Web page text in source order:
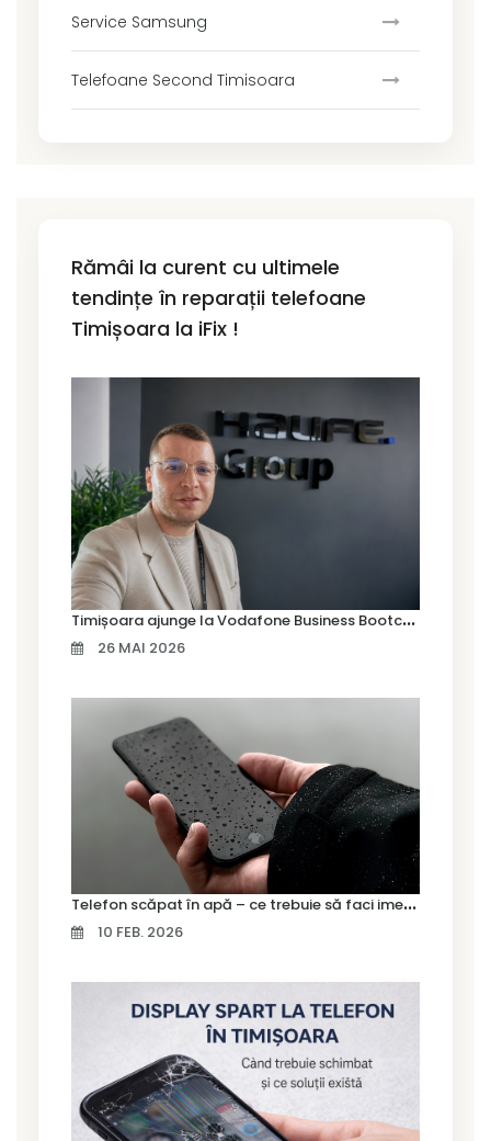
Service Samsung
Telefoane Second Timisoara
Rămâi la curent cu ultimele
tendințe în reparații telefoane
Timișoara la iFix !
T
imișoara ajunge la Vodafone Business Bootcamp prin Marius Cermian de la Armour România
26 MAI 2026
T
elefon scăpat în apă – ce trebuie să faci imediat și ce greșeli să eviți
10 FEB. 2026